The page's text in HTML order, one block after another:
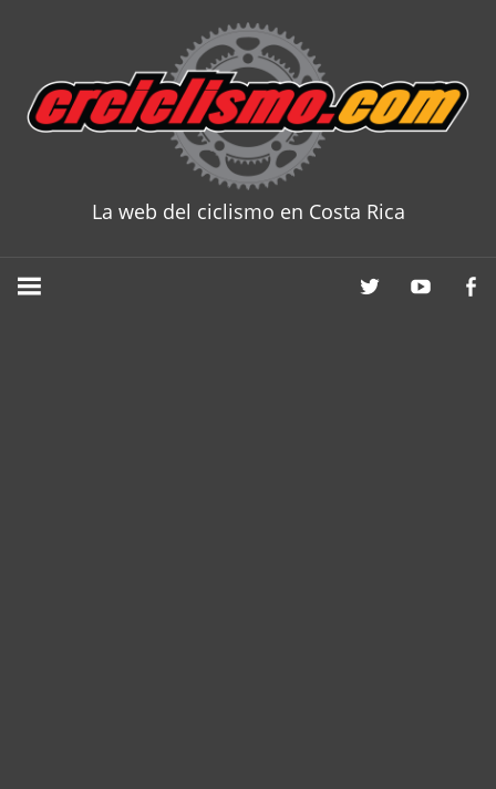
content
La web del ciclismo en Costa Rica